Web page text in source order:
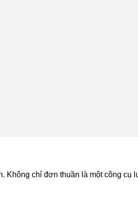
Không chỉ đơn thuần là một công cụ